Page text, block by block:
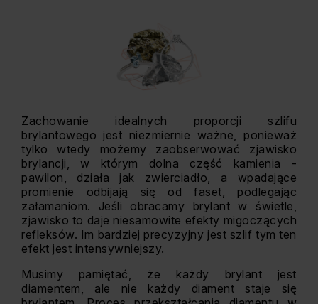
Zachowanie idealnych proporcji szlifu
brylantowego jest niezmiernie ważne, ponieważ
tylko wtedy możemy zaobserwować zjawisko
brylancji, w którym dolna część kamienia -
pawilon, działa jak zwierciadło, a wpadające
promienie odbijają się od faset, podlegając
załamaniom. Jeśli obracamy brylant w świetle,
zjawisko to daje niesamowite efekty migoczących
refleksów. Im bardziej precyzyjny jest szlif tym ten
efekt jest intensywniejszy.
Musimy pamiętać, że każdy brylant jest
diamentem, ale nie każdy diament staje się